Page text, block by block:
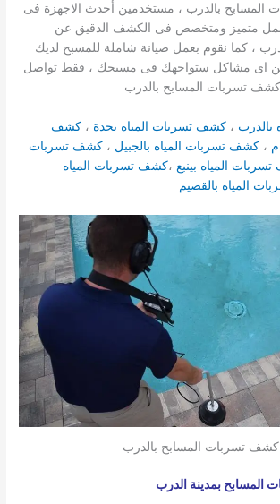
المسابح بالدرب ، مستخدمين أحدث الاجهزة فى
عمل متميز ومتخصص فى الكشف الدقيق عن
، كما نقوم بعمل صيانة شاملة للمسبح لديك
اى مشاكل ستواجهك فى مسبحك ، فقط تواصل
، كشف تسربات المسابح بالدرب
بالدرب ،كشف تسربات المياه بجدة ،كشف
،كشف تسربات المياه بالجبيل ،كشف تسربات
المياه بينبع ،كشف تسربات المياه
المياه بالقصيم
كشف تسربات المسابح بالدرب
بمدينة الدرب